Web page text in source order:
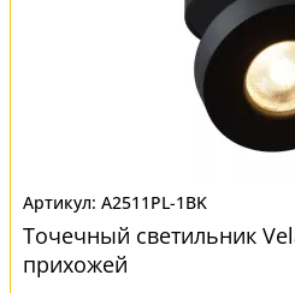
A2511PL-1BK
Точечный светильник
прихожей